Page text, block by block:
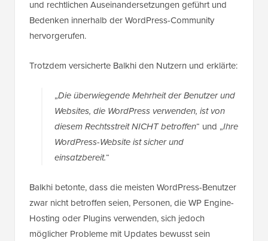
und rechtlichen Auseinandersetzungen geführt und
Bedenken innerhalb der WordPress-Community
hervorgerufen.
Trotzdem versicherte Balkhi den Nutzern und erklärte:
„Die überwiegende Mehrheit der Benutzer und
Websites, die WordPress verwenden, ist von
diesem Rechtsstreit NICHT betroffen“ und „Ihre
WordPress-Website ist sicher und
einsatzbereit.“
Balkhi betonte, dass die meisten WordPress-Benutzer
zwar nicht betroffen seien, Personen, die WP Engine-
Hosting oder Plugins verwenden, sich jedoch
möglicher Probleme mit Updates bewusst sein